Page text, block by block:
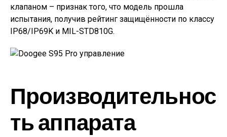
клапаном – признак того, что модель прошла
испытания, получив рейтинг защищённости по классу
IP68/IP69K и MIL-STD810G.
Производительнос
ть аппарата